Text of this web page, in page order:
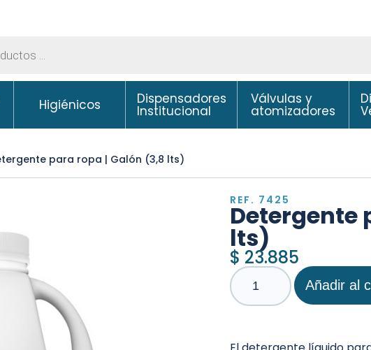
Higiénicos Dispensadores
Institucional
Válvulas y
atomizadores
para ropa | Galón (3,8 lts)
REF. 7425
Detergente
lts)
$ 23.885
Añadir al